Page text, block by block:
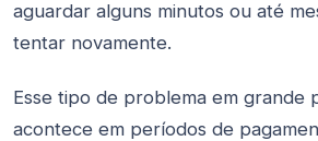
aguardar alguns minutos ou até
tentar novamente.
Esse tipo de problema em grande
acontece em períodos de